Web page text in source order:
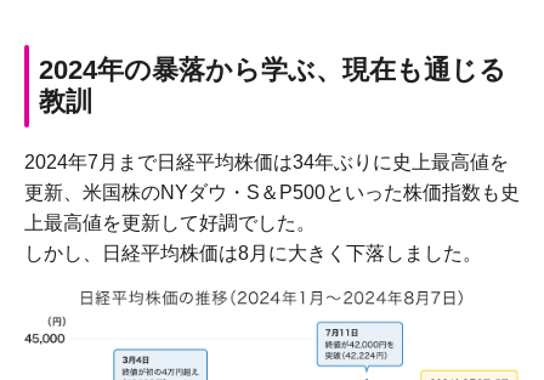
2024年の暴落から学ぶ、現在も通じる
教訓
2024年7月まで日経平均株価は34年ぶりに史上最高値を
更新、米国株のNYダウ・S＆P500といった株価指数も史
上最高値を更新して好調でした。
しかし、日経平均株価は8月に大きく下落しました。